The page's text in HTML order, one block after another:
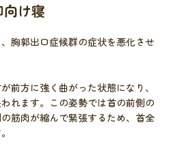
け寝
胸郭出口症候群の症状を悪化させ
前方に強く曲がった状態になり、
れます。この姿勢では首の前側の
筋肉が縮んで緊張するため、首全